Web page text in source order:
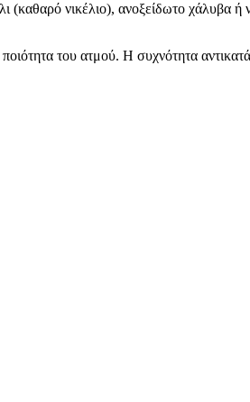
(καθαρό νικέλιο), ανοξείδωτο χάλυβα
του ατμού. Η συχνότητα